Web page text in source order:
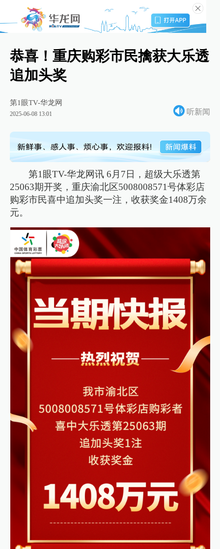
恭喜！重庆购彩市民擒获大乐透
追加头奖
第1眼TV-华龙网
2025-06-08 13:01 听新闻
第1眼TV-华龙网讯 6月7日，超级大乐透第
25063期开奖，重庆渝北区5008008571号体彩店
购彩市民喜中追加头奖一注，收获奖金1408万余
元。